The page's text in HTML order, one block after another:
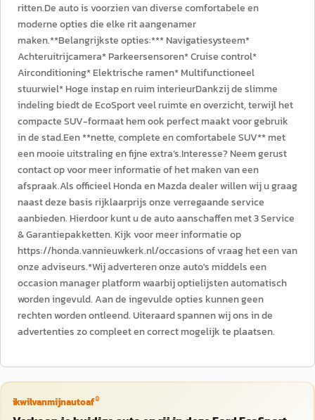
ritten.De auto is voorzien van diverse comfortabele en
moderne opties die elke rit aangenamer
maken.**Belangrijkste opties:*** Navigatiesysteem*
Achteruitrijcamera* Parkeersensoren* Cruise control*
Airconditioning* Elektrische ramen* Multifunctioneel
stuurwiel* Hoge instap en ruim interieurDankzij de slimme
indeling biedt de EcoSport veel ruimte en overzicht, terwijl het
compacte SUV-formaat hem ook perfect maakt voor gebruik
in de stad.Een **nette, complete en comfortabele SUV** met
een mooie uitstraling en fijne extra’s.Interesse? Neem gerust
contact op voor meer informatie of het maken van een
afspraak.Als officieel Honda en Mazda dealer willen wij u graag
naast deze basis rijklaarprijs onze verregaande service
aanbieden. Hierdoor kunt u de auto aanschaffen met 3 Service
& Garantiepakketten. Kijk voor meer informatie op
https://honda.vannieuwkerk.nl/occasions of vraag het een van
onze adviseurs.*Wij adverteren onze auto's middels een
occasion manager platform waarbij optielijsten automatisch
worden ingevuld. Aan de ingevulde opties kunnen geen
rechten worden ontleend. Uiteraard spannen wij ons in de
advertenties zo compleet en correct mogelijk te plaatsen.
ikwilvanmijnautoaf®